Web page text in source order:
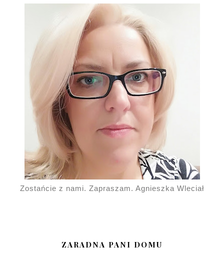
Zostańcie z nami. Zapraszam. Agnieszka Wleciał
ZARADNA PANI DOMU